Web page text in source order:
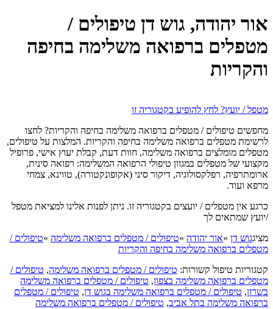
אור יהודה, גוש דן טיפולים /
מטפלים ברפואה משלימה בחיפה
והקריות
מטפל / יועץ? לחץ להופיע בקטגוריה זו
מחפשים טיפולים / מטפלים ברפואה משלימה בחיפה והקריות? לחצו
לרשימת מטפלים ברפואה משלימה בחיפה והקריות. המלצות על טיפולים,
מטפלים מומלצים ברפואה משלימה, חוות דעת, קבלת יעוץ אישי, פרופיל
מקצועי של מטפלים במגוון טיפולי הרפואה המשלימה: רפואה סינית,
ארומתרפיה, רפלקסולוגיה, דיקור סיני (אקופונקטורה), טווינא, צמחי
מרפא ועוד.
כרגע אין מטפלים / יועצים בקטגוריה זו. ניתן לפנות אלינו למציאת מטפל
/יועץ שמתאים לך
מציגגוש דן »אור יהודה »טיפולים / מטפלים ברפואה משלימה »טיפולים /
מטפלים ברפואה משלימה בחיפה והקריות
קטגוריות טיפול קשורות: טיפולים / מטפלים ברפואה משלימה, טיפולים /
מטפלים ברפואה משלימה בצפון, טיפולים / מטפלים ברפואה משלימה
בשרון, טיפולים / מטפלים ברפואה משלימה בגוש דן, טיפולים / מטפלים
ברפואה משלימה בתל אביב, טיפולים / מטפלים ברפואה משלימה